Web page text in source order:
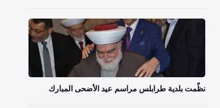
نظّمت بلدية طرابلس مراسم عيد الأضحى المبارك